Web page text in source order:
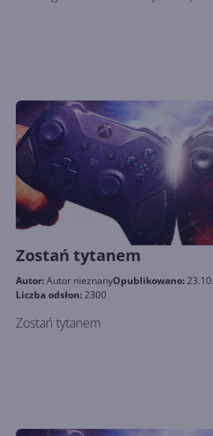
Zostań tytanem
Autor:Autor nieznanyOpublikowano:
Liczba odsłon:2300
Zostań tytanem